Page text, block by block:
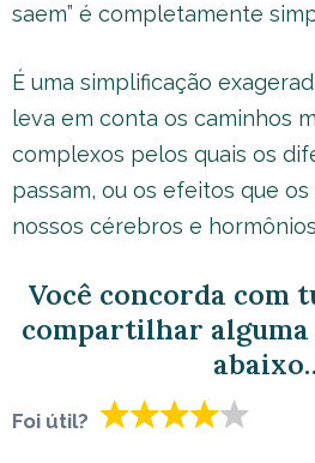
saem” é completamente
É uma simplificação
leva em conta os caminhos
complexos pelos quais os
passam, ou os efeitos que
nossos cérebros e
Você concorda com
compartilhar alguma
Foi útil?